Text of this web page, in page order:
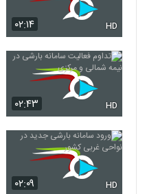
۰۲:۱۴ HD
۰۲:۴۳ HD
۰۲:۰۹ HD